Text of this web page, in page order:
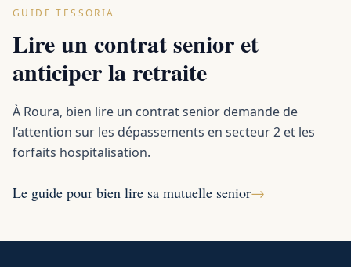
GUIDE TESSORIA
Lire un contrat senior et
anticiper la retraite
À Roura, bien lire un contrat senior demande de
l’attention sur les dépassements en secteur 2 et les
forfaits hospitalisation.
Le guide pour bien lire sa mutuelle senior→